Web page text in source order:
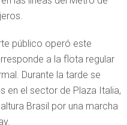
público operó este
a la flota regular
Durante la tarde se
en el sector de Plaza Italia,
Brasil por una marcha